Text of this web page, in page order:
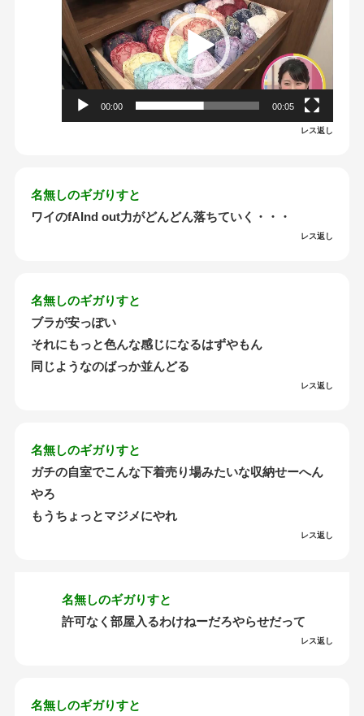
レ
ー
ヤ
00:00 00:05
レス返し
名無しのギガりすと
ワイのfAInd out力がどんどん落ちていく・・・
レス返し
名無しのギガりすと
ブラが安っぽい
それにもっと色んな感じになるはずやもん
同じようなのばっか並んどる
レス返し
名無しのギガりすと
ガチの自室でこんな下着売り場みたいな収納せーへん
やろ
もうちょっとマジメにやれ
レス返し
名無しのギガりすと
許可なく部屋入るわけねーだろやらせだって
レス返し
名無しのギガりすと